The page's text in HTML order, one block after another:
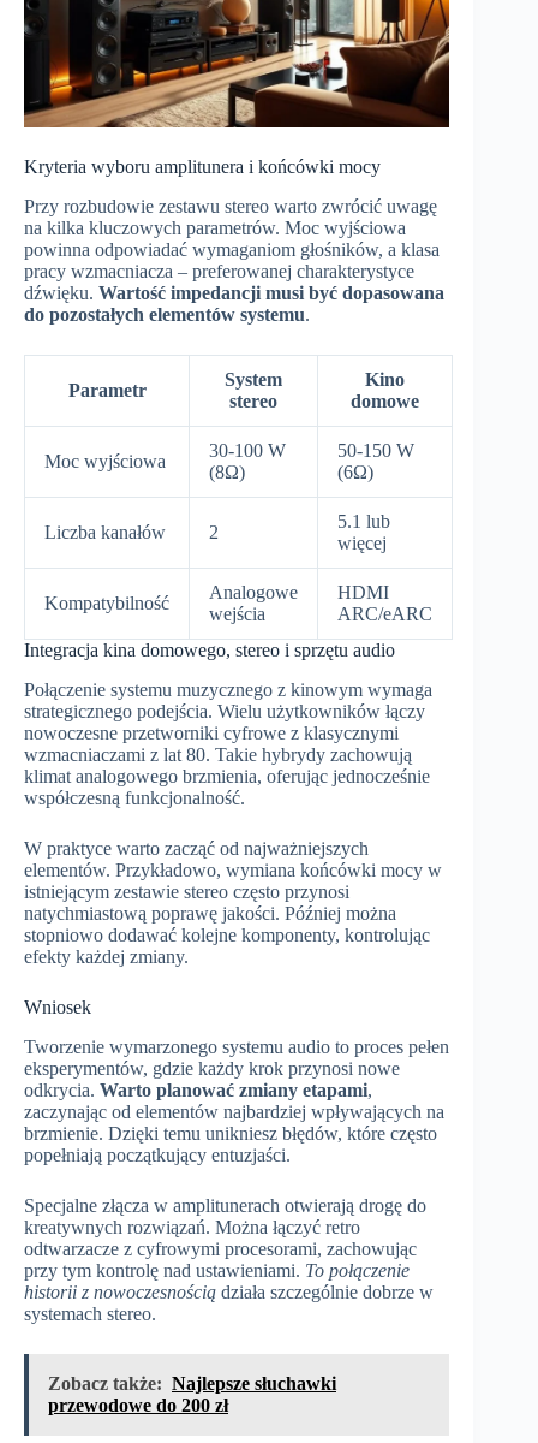
Kryteria wyboru amplitunera i końcówki mocy
Przy rozbudowie zestawu stereo warto zwrócić uwagę
na kilka kluczowych parametrów. Moc wyjściowa
powinna odpowiadać wymaganiom głośników, a klasa
pracy wzmacniacza – preferowanej charakterystyce
dźwięku. Wartość impedancji musi być dopasowana
do pozostałych elementów systemu.
Parametr
System
stereo
Kino
domowe
Moc wyjściowa
30-100 W
(8Ω)
50-150 W
(6Ω)
Liczba kanałów 2
5.1 lub
więcej
Kompatybilność
Analogowe
wejścia
HDMI
ARC/eARC
Integracja kina domowego, stereo i sprzętu audio
Połączenie systemu muzycznego z kinowym wymaga
strategicznego podejścia. Wielu użytkowników łączy
nowoczesne przetworniki cyfrowe z klasycznymi
wzmacniaczami z lat 80. Takie hybrydy zachowują
klimat analogowego brzmienia, oferując jednocześnie
współczesną funkcjonalność.
W praktyce warto zacząć od najważniejszych
elementów. Przykładowo, wymiana końcówki mocy w
istniejącym zestawie stereo często przynosi
natychmiastową poprawę jakości. Później można
stopniowo dodawać kolejne komponenty, kontrolując
efekty każdej zmiany.
Wniosek
Tworzenie wymarzonego systemu audio to proces pełen
eksperymentów, gdzie każdy krok przynosi nowe
odkrycia. Warto planować zmiany etapami,
zaczynając od elementów najbardziej wpływających na
brzmienie. Dzięki temu unikniesz błędów, które często
popełniają początkujący entuzjaści.
Specjalne złącza w amplitunerach otwierają drogę do
kreatywnych rozwiązań. Można łączyć retro
odtwarzacze z cyfrowymi procesorami, zachowując
przy tym kontrolę nad ustawieniami. To połączenie
historii z nowoczesnością działa szczególnie dobrze w
systemach stereo.
Zobacz także: Najlepsze słuchawki
przewodowe do 200 zł